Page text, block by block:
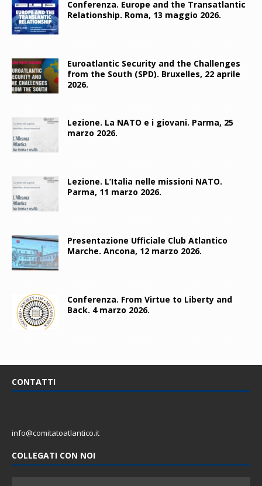
Conferenza. Europe and the Transatlantic
Relationship. Roma, 13 maggio 2026.
Euroatlantic Security and the Challenges
from the South (SPD). Bruxelles, 22 aprile
2026.
Lezione. La NATO e i giovani. Parma, 25
marzo 2026.
Lezione. L’Italia nelle missioni NATO.
Parma, 11 marzo 2026.
Presentazione Ufficiale Club Atlantico
Marche. Ancona, 12 marzo 2026.
Conferenza. From Virtue to Liberty and
Back. 4 marzo 2026.
CONTATTI
info@comitatoatlantico.it
COLLEGATI CON NOI